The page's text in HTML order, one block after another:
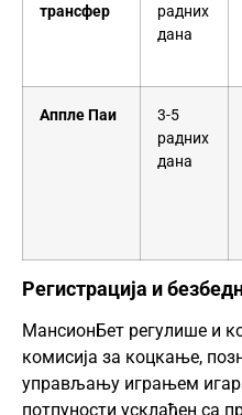
трансфер
радних
дана
Аппле Паи
3-5
радних
дана
Регистрација и
МансионБет регулише и
комисија за коцкање,
управљању играњем
потпуности усклађен са